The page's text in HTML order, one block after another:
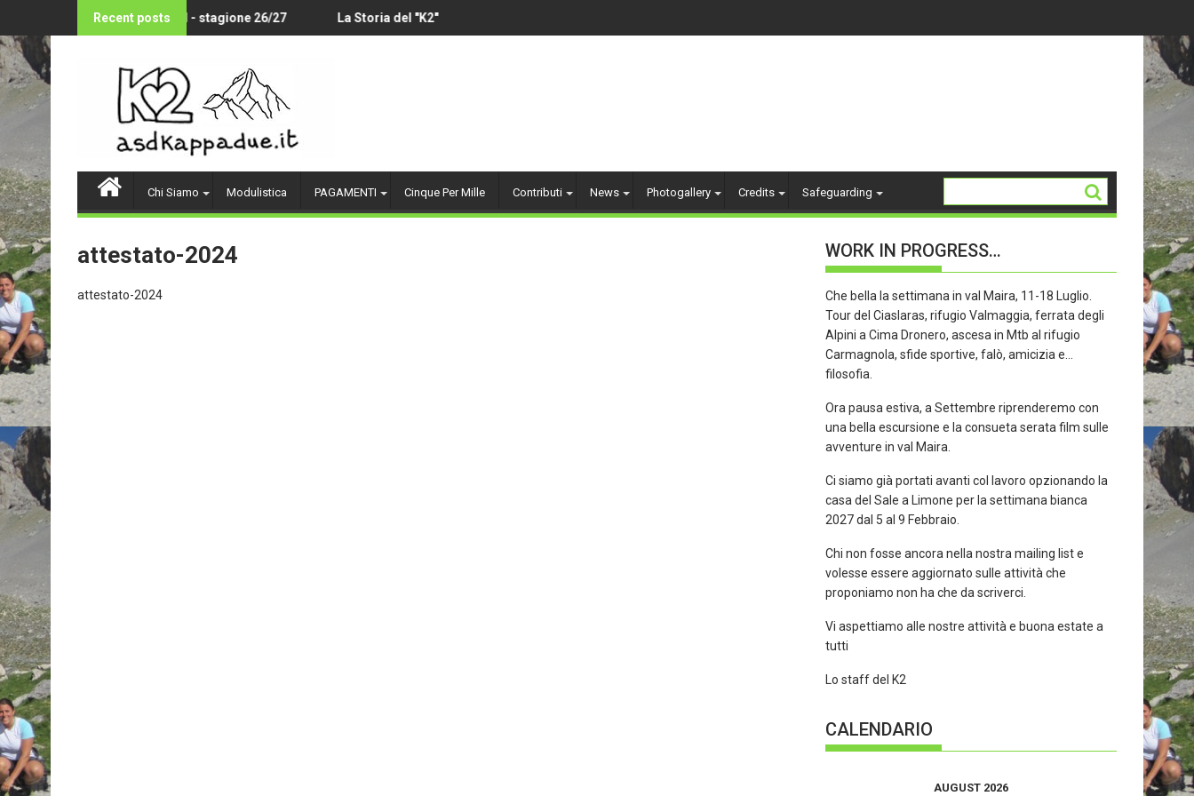
content
Recent posts
AMATORIALE 14-18 ANNI - stagione 26/27 La Storia del "K2"
Chi Siamo Modulistica PAGAMENTI Cinque Per Mille Contributi News Photogallery Credits Safeguarding
attestato-2024
attestato-2024
WORK IN PROGRESS…
Che bella la settimana in val Maira, 11-18 Luglio.
Tour del Ciaslaras, rifugio Valmaggia, ferrata degli
Alpini a Cima Dronero, ascesa in Mtb al rifugio
Carmagnola, sfide sportive, falò, amicizia e…
filosofia.
Ora pausa estiva, a Settembre riprenderemo con
una bella escursione e la consueta serata film sulle
avventure in val Maira.
Ci siamo già portati avanti col lavoro opzionando la
casa del Sale a Limone per la settimana bianca
2027 dal 5 al 9 Febbraio.
Chi non fosse ancora nella nostra mailing list e
volesse essere aggiornato sulle attività che
proponiamo non ha che da scriverci.
Vi aspettiamo alle nostre attività e buona estate a
tutti
Lo staff del K2
CALENDARIO
AUGUST 2026